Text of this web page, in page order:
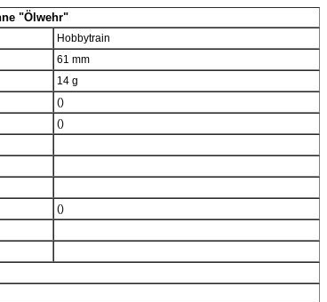
"Ölwehr"
Hobbytrain
61 mm
14 g
()
()
()